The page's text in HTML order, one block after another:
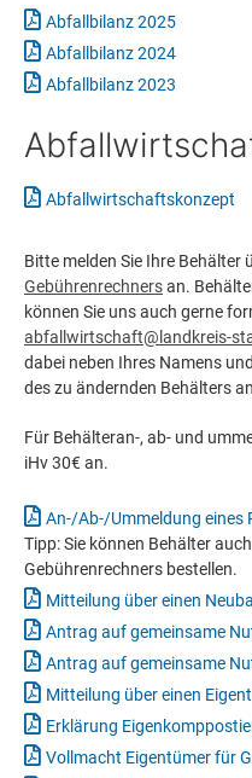
Abfallbilanz 2025
Abfallbilanz 2024
Abfallbilanz 2023
Abfallwirtschaftskonzept
Bitte melden Sie Ihre Behälter
Gebührenrechnersan.
können Sie uns auch gerne
abfallwirtschaft@landkreis-
dabei neben Ihres Namens
des zu ändernden Behälters
Für Behälteran-, ab- und
iHv 30€ an.
An-/Ab-/Ummeldung
Tipp: Sie können Behälter
Gebührenrechners bestellen.
Mitteilung über einen
Antrag auf gemeinsame
Antrag auf gemeinsame
Mitteilung über einen
Erklärung
Vollmacht Eigentümer für